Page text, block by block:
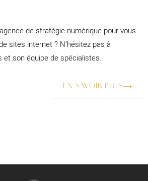
de stratégie numérique pour vous
sites internet ? N’hésitez pas à
et son équipe de spécialistes.
EN SAVOIR PLUS